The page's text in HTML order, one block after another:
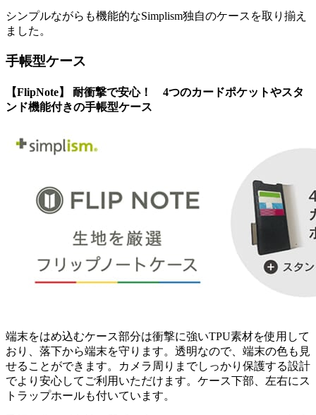
シンプルながらも機能的なSimplism独自のケースを取り揃え
ました。
手帳型ケース
【FlipNote】 耐衝撃で安心！ 4つのカードポケットやスタ
ンド機能付きの手帳型ケース
端末をはめ込むケース部分は衝撃に強いTPU素材を使用して
おり、落下から端末を守ります。透明なので、端末の色も見
せることができます。カメラ周りまでしっかり保護する設計
でより安心してご利用いただけます。ケース下部、左右にス
トラップホールも付いています。